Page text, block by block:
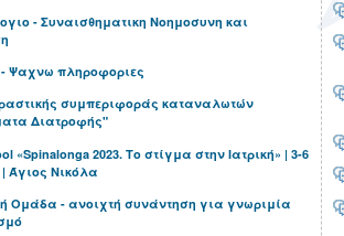
- Συναισθηματικη Νοημοσυνη και
Ψαχνω πληροφοριες
συμπεριφοράς καταναλωτών
Διατροφής"
«Spinalonga 2023. Το στίγμα στην Ιατρική» | 3-6
| Άγιος Νικόλα
Ομάδα - ανοιχτή συνάντηση για γνωριμία